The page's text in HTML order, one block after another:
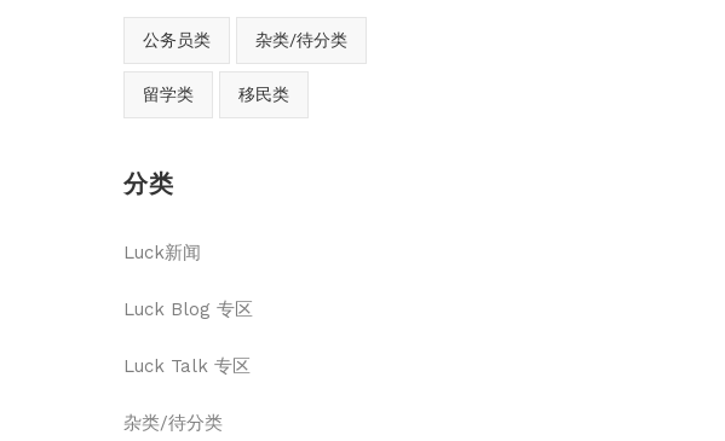
公务员类 杂类/待分类
留学类 移民类
分类
Luck新闻
Luck Blog 专区
Luck Talk 专区
杂类/待分类